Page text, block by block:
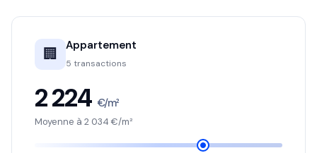
🏢 Appartement
5 transactions
2 224 €/m²
Moyenne à 2 034 €/m²